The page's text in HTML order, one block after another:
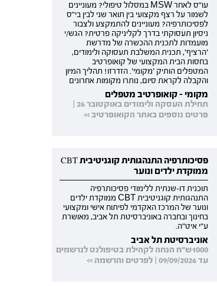
עו"ס לאחר MSW במסלול טיפולי? מעוניינים
לשמור על רצף מקצועי בין תואר שני לבין בי"ס
לפסיכותרפיה? מעוניינים להתמקצע ולצבור
ניסיון תעסוקתי בדרך לקליניקה פרטית? הגש/י
מועמדות לתכנית ההכשרה של מדרשת
'הרציף', תכנית המשלבת תעסוקה ולימודים,
בחסות הבית המקצועי של קואופרטיב
המטפלים הותיק 'מקומי'. הזדרזו! תהליך המיון
והקבלה לקראת סיום, נותרו מקומות אחרונים
מקומי - קואופרטיב מטפלים
תחילת העסקה ולימודים באוקטובר 26 |
פרטים נוספים באתר הקואופרטיב >>
פסיכותרפיה התנהגותית קוגניטיבית CBT
ממוקדת ילדים ונוער
תוכנית דו-שנתית ללימודי פסיכותרפיה
התנהגותית קוגניטיבית CBT ממוקדת ילדים
ונוער של המרכז האקדמי לפיתוח אישי ומקצועי
בחינוך ובחברה באוניברסיטת תל אביב, מאושרת
ע"י איט"ה.
אוניברסיטת תל אביב
1000ש"ח הנחה לקהילת בטיפולנט לנרשמים
עד 09/09/2026 | לפרטים והרשמה >>